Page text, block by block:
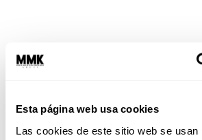
Esta página web usa cookies
Las cookies de este sitio web se usan